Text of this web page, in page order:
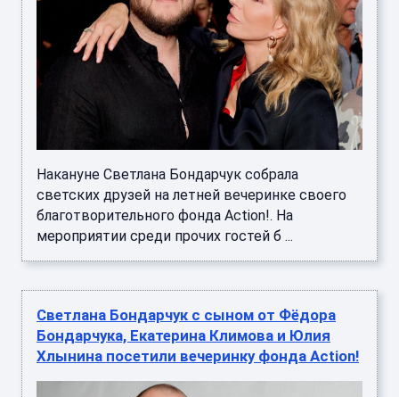
Накануне Светлана Бондарчук собрала
светских друзей на летней вечеринке своего
благотворительного фонда Action!. На
мероприятии среди прочих гостей б ...
Светлана Бондарчук с сыном от Фёдора
Бондарчука, Екатерина Климова и Юлия
Хлынина посетили вечеринку фонда Action!